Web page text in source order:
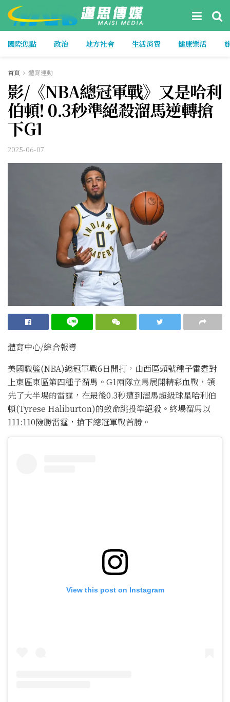
國際焦點 政治 地方社會 生活消費 健康樂活
首頁 體育運動
影/《NBA總冠軍戰》又是哈利
伯頓! 0.3秒準絕殺溜馬逆轉搶
下G1
2025-06-07
體育中心/綜合報導
美國職籃(NBA)總冠軍戰6日開打，由西區頭號種子雷霆對
上東區東區第四種子溜馬。G1兩隊立馬展開精彩血戰，領
先了大半場的雷霆，在最後0.3秒遭到溜馬超級球星哈利伯
頓(Tyrese Haliburton)的致命跳投準絕殺。終場溜馬以
111:110險勝雷霆，搶下總冠軍戰首勝。
View this post on Instagram